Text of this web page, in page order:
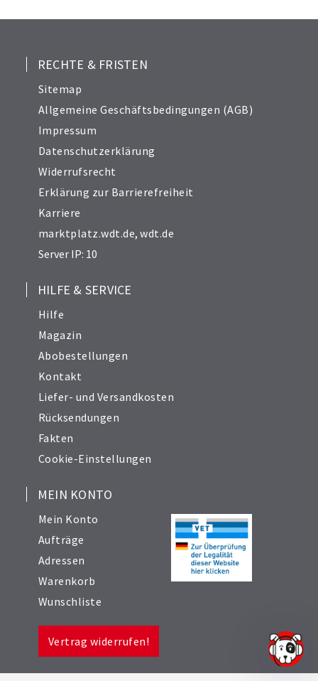
RECHTE & FRISTEN
Sitemap
Allgemeine Geschäftsbedingungen (AGB)
Impressum
Datenschutzerklärung
Widerrufsrecht
Erklärung zur Barrierefreiheit
Karriere
marktplatz.wdt.de,wdt.de
Server IP: 10
HILFE & SERVICE
Hilfe
Magazin
Abobestellungen
Kontakt
Liefer- und Versandkosten
Rücksendungen
Fakten
Cookie-Einstellungen
MEIN KONTO
Mein Konto
Aufträge
Adressen
Warenkorb
Wunschliste
Vertrag widerrufen!